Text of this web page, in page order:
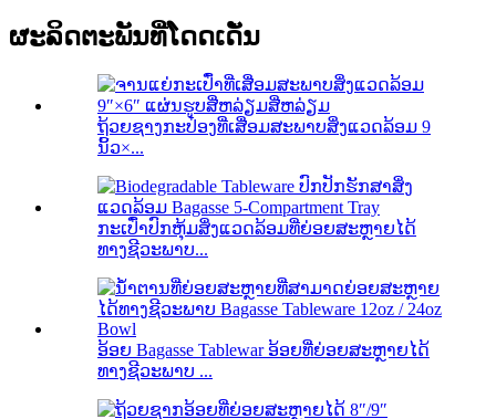
ຜະລິດຕະພັນທີ່ໂດດເດັ່ນ
ຖ້ວຍຊາງກະປ໋ອງທີ່ເສື່ອມສະພາບສິ່ງແວດລ້ອມ 9
ນິ້ວ×...
ກະເປົ໋າປົກຫຸ້ມສິ່ງແວດລ້ອມທີ່ຍ່ອຍສະຫຼາຍໄດ້
ທາງຊີວະພາບ...
ອ້ອຍ Bagasse Tablewar ອ້ອຍທີ່ຍ່ອຍສະຫຼາຍໄດ້
ທາງຊີວະພາບ ...